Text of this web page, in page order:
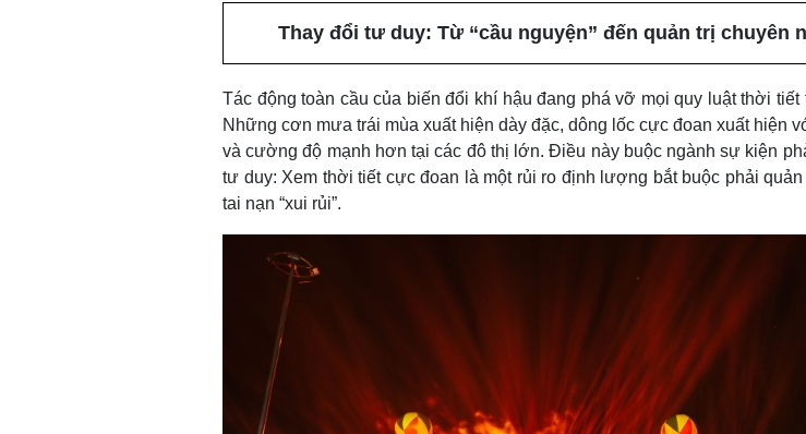
Thay đổi tư duy: Từ “cầu nguyện” đến quản trị chuyên
Tác động toàn cầu của biến đổi khí hậu đang phá vỡ mọi quy luật thời tiết
Những cơn mưa trái mùa xuất hiện dày đặc, dông lốc cực đoan xuất hiện
và cường độ mạnh hơn tại các đô thị lớn. Điều này buộc ngành sự kiện
tư duy: Xem thời tiết cực đoan là một rủi ro định lượng bắt buộc phải quản
tai nạn “xui rủi”.